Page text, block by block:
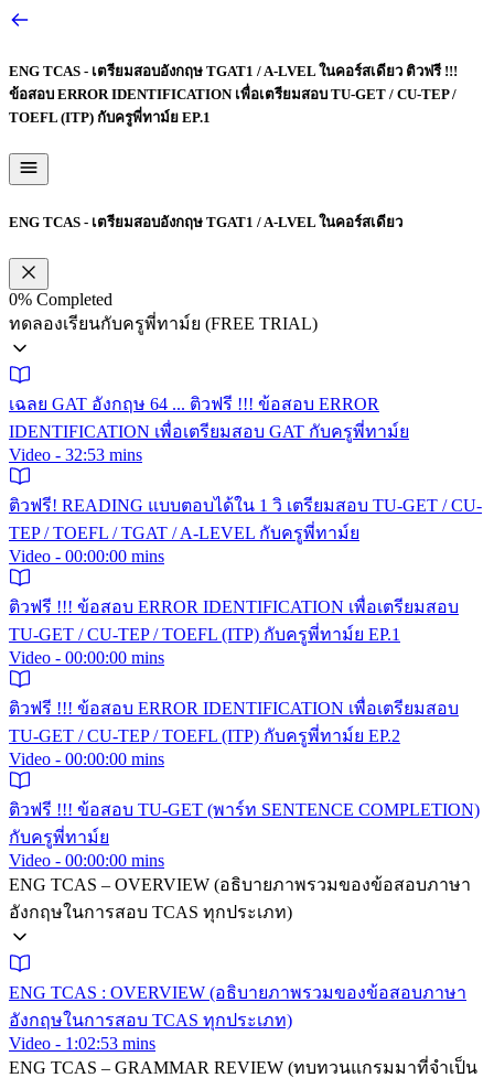
ENG TCAS - เตรียมสอบอังกฤษ TGAT1 / A-LVEL ในคอร์สเดียว ติวฟรี !!!
ข้อสอบ ERROR IDENTIFICATION เพื่อเตรียมสอบ TU-GET / CU-TEP /
TOEFL (ITP) กับครูพี่ทาม์ย EP.1
ENG TCAS - เตรียมสอบอังกฤษ TGAT1 / A-LVEL ในคอร์สเดียว
0% Completed
ทดลองเรียนกับครูพี่ทาม์ย (FREE TRIAL)
เฉลย GAT อังกฤษ 64 ... ติวฟรี !!! ข้อสอบ ERROR
IDENTIFICATION เพื่อเตรียมสอบ GAT กับครูพี่ทาม์ย
Video - 32:53 mins
ติวฟรี! READING แบบตอบได้ใน 1 วิ เตรียมสอบ TU-GET / CU-
TEP / TOEFL / TGAT / A-LEVEL กับครูพี่ทาม์ย
Video - 00:00:00 mins
ติวฟรี !!! ข้อสอบ ERROR IDENTIFICATION เพื่อเตรียมสอบ
TU-GET / CU-TEP / TOEFL (ITP) กับครูพี่ทาม์ย EP.1
Video - 00:00:00 mins
ติวฟรี !!! ข้อสอบ ERROR IDENTIFICATION เพื่อเตรียมสอบ
TU-GET / CU-TEP / TOEFL (ITP) กับครูพี่ทาม์ย EP.2
Video - 00:00:00 mins
ติวฟรี !!! ข้อสอบ TU-GET (พาร์ท SENTENCE COMPLETION)
กับครูพี่ทาม์ย
Video - 00:00:00 mins
ENG TCAS – OVERVIEW (อธิบายภาพรวมของข้อสอบภาษา
อังกฤษในการสอบ TCAS ทุกประเภท)
ENG TCAS : OVERVIEW (อธิบายภาพรวมของข้อสอบภาษา
อังกฤษในการสอบ TCAS ทุกประเภท)
Video - 1:02:53 mins
ENG TCAS – GRAMMAR REVIEW (ทบทวนแกรมมาที่จำเป็น